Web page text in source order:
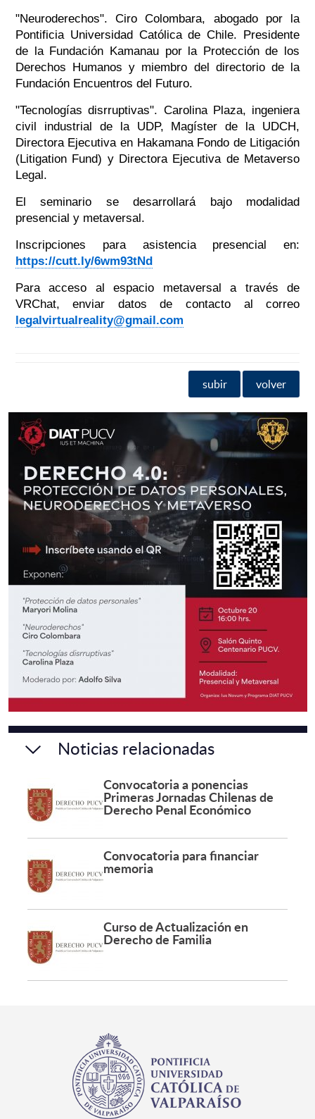
"Neuroderechos". Ciro Colombara, abogado por la
Pontificia Universidad Católica de Chile. Presidente
de la Fundación Kamanau por la Protección de los
Derechos Humanos y miembro del directorio de la
Fundación Encuentros del Futuro.
"Tecnologías disrruptivas". Carolina Plaza, ingeniera
civil industrial de la UDP, Magíster de la UDCH,
Directora Ejecutiva en Hakamana Fondo de Litigación
(Litigation Fund) y Directora Ejecutiva de Metaverso
Legal.
El seminario se desarrollará bajo modalidad
presencial y metaversal.
Inscripciones para asistencia presencial en:
https://cutt.ly/6wm93tNd
Para acceso al espacio metaversal a través de
VRChat, enviar datos de contacto al correo
legalvirtualreality@gmail.com
subir volver
Noticias relacionadas
Convocatoria a ponencias
Primeras Jornadas Chilenas de
Derecho Penal Económico
Convocatoria para financiar
memoria
Curso de Actualización en
Derecho de Familia